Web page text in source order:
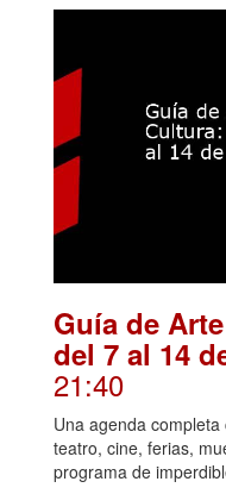
Guía de
del 7 al 14
21:40
Una agenda
teatro, cine, ferias,
programa de